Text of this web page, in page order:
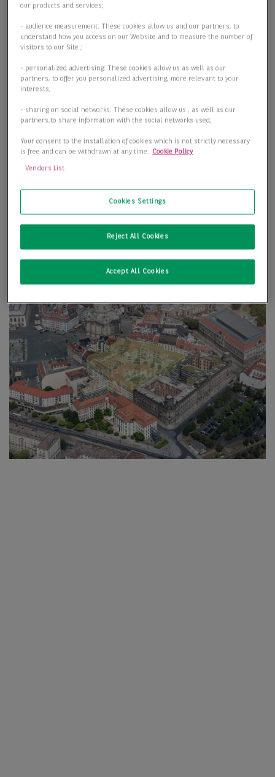
our products and services;
- audience measurement: These cookies allow us and our partners, to
understand how you access on our Website and to measure the number of
visitors to our Site ;
- personalized advertising: These cookies allow us as well as our
partners, to offer you personalized advertising, more relevant to your
interests;
- sharing on social networks: These cookies allow us , as well as our
partners,to share information with the social networks used;
Your consent to the installation of cookies which is not strictly necessary
is free and can be withdrawn at any time. Cookie Policy
Vendors List
Cookies Settings
Reject All Cookies
Accept All Cookies